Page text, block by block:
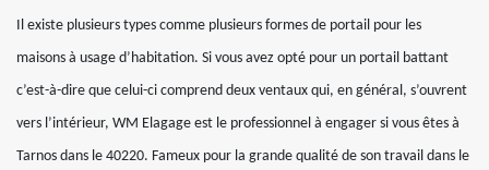
Il existe plusieurs types comme plusieurs formes de portail pour les
maisons à usage d’habitation. Si vous avez opté pour un portail battant
c’est-à-dire que celui-ci comprend deux ventaux qui, en général, s’ouvrent
vers l’intérieur, WM Elagage est le professionnel à engager si vous êtes à
Tarnos dans le 40220. Fameux pour la grande qualité de son travail dans le